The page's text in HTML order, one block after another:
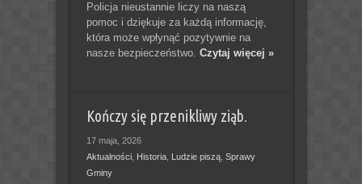
Policja nieustannie liczy na naszą
pomoc i dziękuje za każdą informację,
która może wpłynąć pozytywnie na
nasze bezpieczeństwo. Czytaj więcej »
Kończy się przenikliwy ziąb.
17 maja, 2026
Aktualności, Historia, Ludzie piszą, Sprawy
Gminy